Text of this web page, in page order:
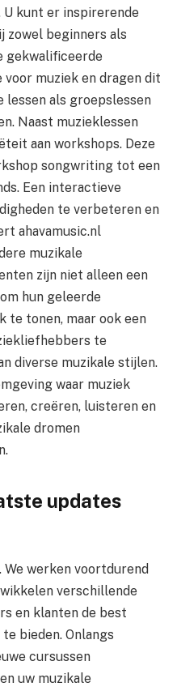
U kunt er inspirerende
zowel beginners als
gekwalificeerde
voor muziek en dragen dit
lessen als groepslessen
Naast muzieklessen
aan workshops. Deze
songwriting tot een
Een interactieve
te verbeteren en
ahavamusic.nl
muzikale
zijn niet alleen een
hun geleerde
te tonen, maar ook een
te
diverse muzikale stijlen.
waar muziek
creëren, luisteren en
dromen
updates
werken voortdurend
verschillende
en klanten de best
bieden. Onlangs
cursussen
uw muzikale